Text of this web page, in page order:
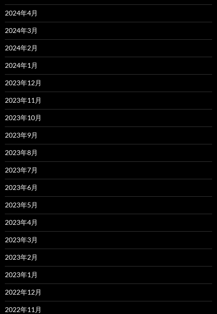
2024年4月
2024年3月
2024年2月
2024年1月
2023年12月
2023年11月
2023年10月
2023年9月
2023年8月
2023年7月
2023年6月
2023年5月
2023年4月
2023年3月
2023年2月
2023年1月
2022年12月
2022年11月